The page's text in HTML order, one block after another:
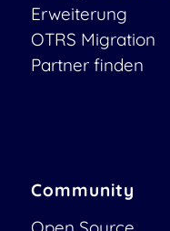
Erweiterung
OTRS Migration
Partner finden
Community